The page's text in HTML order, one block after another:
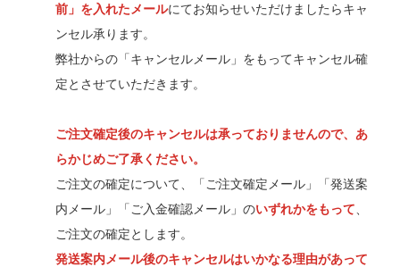
前」を入れたメールにてお知らせいただけましたらキャ
ンセル承ります。
弊社からの「キャンセルメール」をもってキャンセル確
定とさせていただきます。
ご注文確定後のキャンセルは承っておりませんので、あ
らかじめご了承ください。
ご注文の確定について、「ご注文確定メール」「発送案
内メール」「ご入金確認メール」のいずれかをもって
ご注文の確定とします。
発送案内メール後のキャンセルはいかなる理由があって